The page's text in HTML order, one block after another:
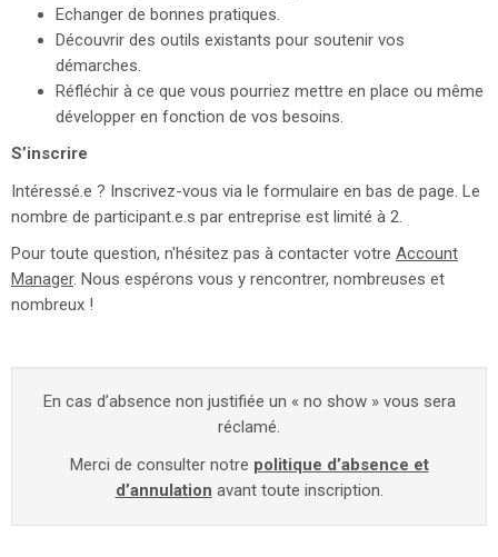
Echanger de bonnes pratiques.
Découvrir des outils existants pour soutenir vos
démarches.
Réfléchir à ce que vous pourriez mettre en place ou même
développer en fonction de vos besoins.
S’inscrire
Intéressé.e ? Inscrivez-vous via le formulaire en bas de page. Le
nombre de participant.e.s par entreprise est limité à 2.
Pour toute question, n'hésitez pas à contacter votre Account
Manager. Nous espérons vous y rencontrer, nombreuses et
nombreux !
En cas d’absence non justifiée un « no show » vous sera
réclamé.
Merci de consulter notre politique d’absence et
d’annulation avant toute inscription.